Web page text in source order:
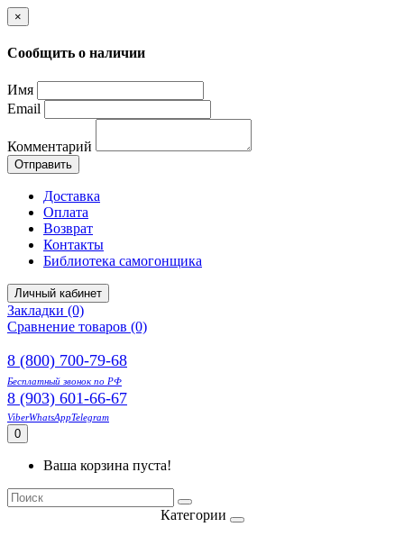
×
Сообщить о наличии
Имя
Email
Комментарий
Отправить
Доставка
Оплата
Возврат
Контакты
Библиотека самогонщика
Личный кабинет
Закладки (0)
Сравнение товаров (0)
8 (800) 700-79-68
Бесплатный звонок по РФ
8 (903) 601-66-67
ViberWhatsAppTelegram
0
Ваша корзина пуста!
Категории